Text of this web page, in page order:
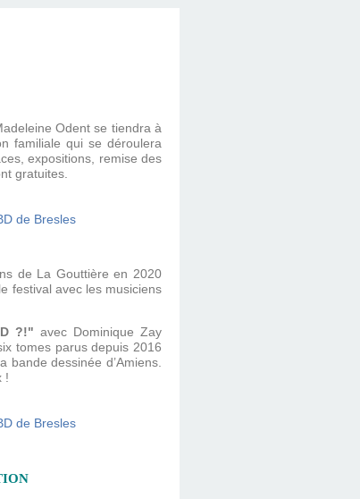
Odent se tiendra à
familiale qui se déroulera
expositions, remise des
gratuites.
de La Gouttière en 2020
festival avec les musiciens
?!" avec Dominique Zay
tomes parus depuis 2016
bande dessinée d’Amiens.
!